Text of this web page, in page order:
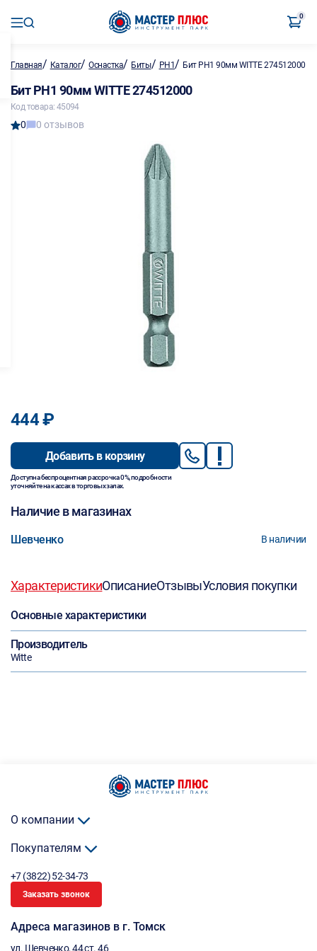
0
Главная/ Каталог/Оснастка/ Биты/ PH1/ Бит PH1 90мм WITTE 274512000
Бит PH1 90мм WITTE 274512000
Код товара: 45094
0 0 отзывов
444 ₽
Добавить в корзину
Доступна беспроцентная рассрочка 0%, подробности
уточняйте на кассах в торговых залах.
Наличие в магазинах
Шевченко В наличии
ХарактеристикиОписаниеОтзывыУсловия покупки
Основные характеристики
Производитель
Witte
О компании
Покупателям
+7 (3822) 52-34-73
Заказать звонок
Адреса магазинов в г. Томск
ул. Шевченко, 44 ст. 46